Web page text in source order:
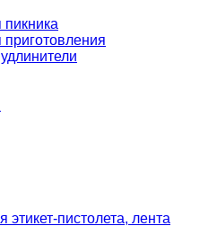
этикет-пистолета, лента